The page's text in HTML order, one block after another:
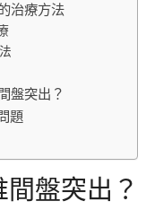
治療方法
盤突出？
題
盤突出？